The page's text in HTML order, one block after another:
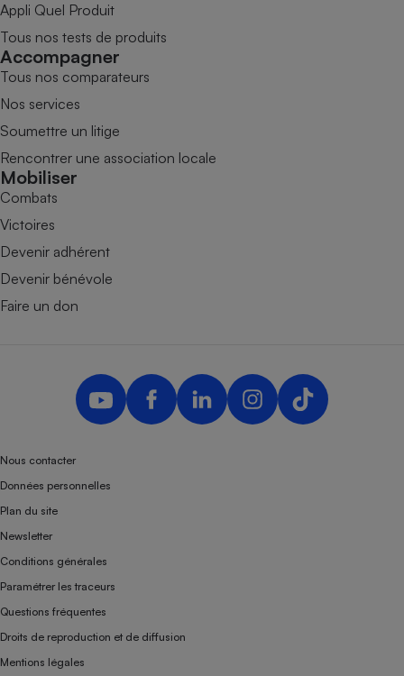
Appli Quel Produit
Tous nos tests de produits
Accompagner
Tous nos comparateurs
Nos services
Soumettre un litige
Rencontrer une association locale
Mobiliser
Combats
Victoires
Devenir adhérent
Devenir bénévole
Faire un don
Nous contacter
Données personnelles
Plan du site
Newsletter
Conditions générales
Paramétrer les traceurs
Questions fréquentes
Droits de reproduction et de diffusion
Mentions légales